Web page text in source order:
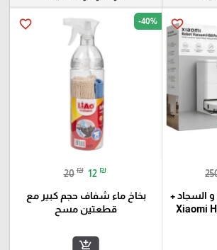
favorite_border
السجاد +
favorite_border -40%
20 ₪ 12 ₪
بخاخ ماء شفاف حجم كبير مع
قطعتين مسح
add_shopping_cart